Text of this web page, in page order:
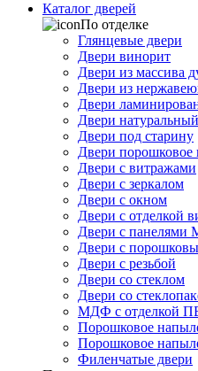
Каталог дверей
По отделке
Глянцевые двери
Двери винорит
Двери из массива
Двери из
Двери
Двери
Двери под старину
Двери
Двери с витражами
Двери с зеркалом
Двери с окном
Двери с отделкой
Двери с
Двери с
Двери с резьбой
Двери со стеклом
Двери со
МДФ с отделкой
Порошковое
Порошковое
Филенчатые двери